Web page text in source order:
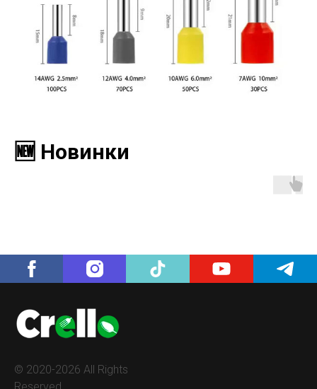
🆕 Новинки
© 2020-2026 All Rights